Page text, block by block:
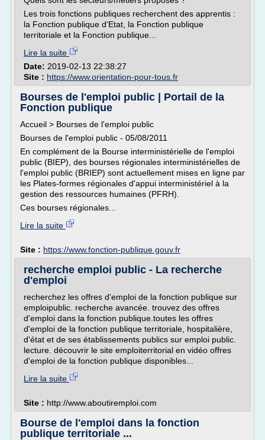
Les trois fonctions publiques recherchent des apprentis :
la Fonction publique d'Etat, la Fonction publique
territoriale et la Fonction publique...
Lire la suite
Date: 2019-02-13 22:38:27
Site : https://www.orientation-pour-tous.fr
Bourses de l'emploi public | Portail de la
Fonction publique
Accueil > Bourses de l'emploi public
Bourses de l'emploi public - 05/08/2011
En complément de la Bourse interministérielle de l'emploi
public (BIEP), des bourses régionales interministérielles de
l'emploi public (BRIEP) sont actuellement mises en ligne par
les Plates-formes régionales d'appui interministériel à la
gestion des ressources humaines (PFRH).
Ces bourses régionales...
Lire la suite
Site : https://www.fonction-publique.gouv.fr
recherche emploi public - La recherche
d'emploi
recherchez les offres d'emploi de la fonction publique sur
emploipublic. recherche avancée. trouvez des offres
d'emploi dans la fonction publique.toutes les offres
d'emploi de la fonction publique territoriale, hospitalière,
d'état et de ses établissements publics sur emploi public.
lecture. découvrir le site emploiterritorial en vidéo offres
d'emploi de la fonction publique disponibles...
Lire la suite
Site : http://www.aboutiremploi.com
Bourse de l'emploi dans la fonction
publique territoriale ...